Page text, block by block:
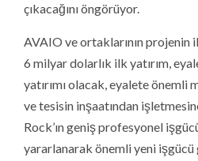
çıkacağını öngörüyor.
AVAIO ve ortaklarının projenin
6 milyar dolarlık ilk yatırım,
yatırımı olacak, eyalete önemli
ve tesisin inşaatından
Rock’ın geniş profesyonel
yararlanarak önemli yeni işgücü